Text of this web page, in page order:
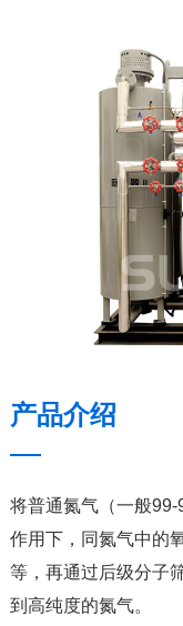
产品介绍
将普通氮气（一般
作用下，同氮气中的
等，再通过后级分子
到高纯度的氮气。